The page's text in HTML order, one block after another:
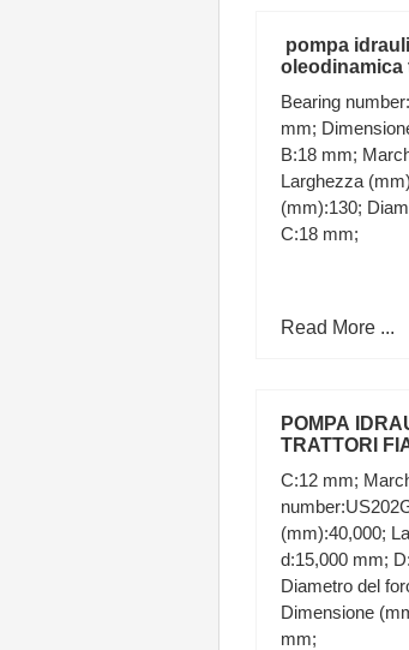
pompa
oleodinamica
Bearing
mm;
B:18 mm;
Larghezza
(mm):130;
C:18 mm;
Read More ...
POMPA
TRATTORI
C:12 mm;
(mm):40,000;
d:15,000 mm;
Diametro del
Dimensione
mm;